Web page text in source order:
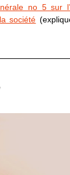
no 5 sur
société